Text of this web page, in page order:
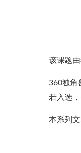
该课题
360独角
若入选
本系列